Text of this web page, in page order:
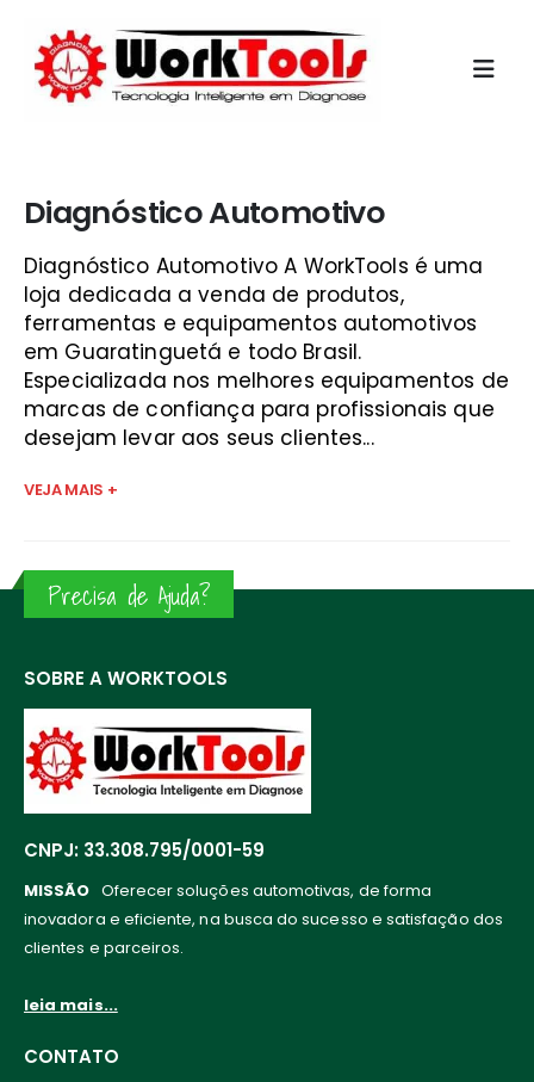
Diagnóstico Automotivo
Diagnóstico Automotivo A WorkTools é uma
loja dedicada a venda de produtos,
ferramentas e equipamentos automotivos
em Guaratinguetá e todo Brasil.
Especializada nos melhores equipamentos de
marcas de confiança para profissionais que
desejam levar aos seus clientes...
VEJA MAIS +
Precisa de Ajuda?
SOBRE A WORKTOOLS
CNPJ: 33.308.795/0001-59
MISSÃO Oferecer soluções automotivas, de forma
inovadora e eficiente, na busca do sucesso e satisfação dos
clientes e parceiros.
leia mais...
CONTATO